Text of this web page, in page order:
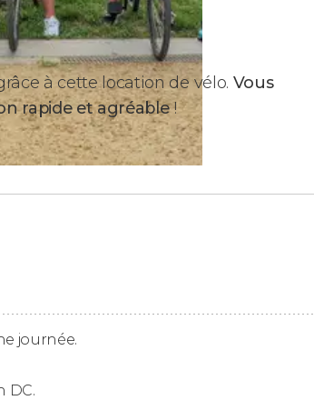
à cette location de vélo. Vous
rapide et agréable!
de Washington DC afin de pouvoir ensuite
la
Capitole, les deux emblèmes par excellence
!
monuments dédiés à
journée.
DC.